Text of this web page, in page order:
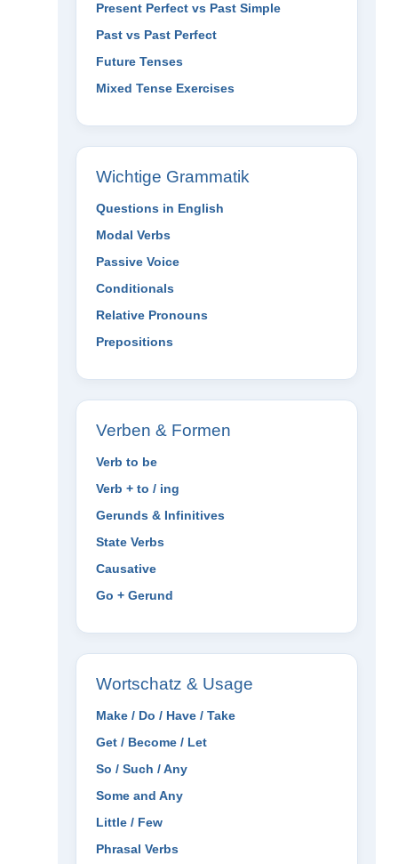
Present Perfect vs Past Simple
Past vs Past Perfect
Future Tenses
Mixed Tense Exercises
Wichtige Grammatik
Questions in English
Modal Verbs
Passive Voice
Conditionals
Relative Pronouns
Prepositions
Verben & Formen
Verb to be
Verb + to / ing
Gerunds & Infinitives
State Verbs
Causative
Go + Gerund
Wortschatz & Usage
Make / Do / Have / Take
Get / Become / Let
So / Such / Any
Some and Any
Little / Few
Phrasal Verbs